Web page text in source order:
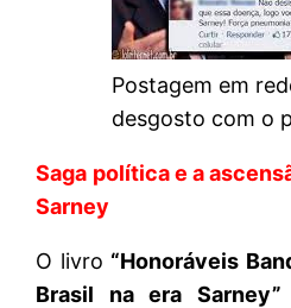
Postagem em
desgosto com o
Saga política e a
Sarney
O livro “Honoráveis
Brasil na era Sarney”